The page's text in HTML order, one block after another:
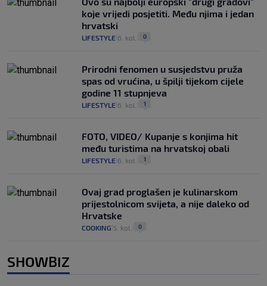
koje vrijedi posjetiti. Među njima i jedan
hrvatski
LIFESTYLE 6. kol. 0
Prirodni fenomen u susjedstvu pruža
spas od vrućina, u špilji tijekom cijele
godine 11 stupnjeva
LIFESTYLE 6. kol. 1
FOTO, VIDEO/ Kupanje s konjima hit
među turistima na hrvatskoj obali
LIFESTYLE 6. kol. 1
Ovaj grad proglašen je kulinarskom
prijestolnicom svijeta, a nije daleko od
Hrvatske
COOKING 5. kol. 0
SHOWBIZ